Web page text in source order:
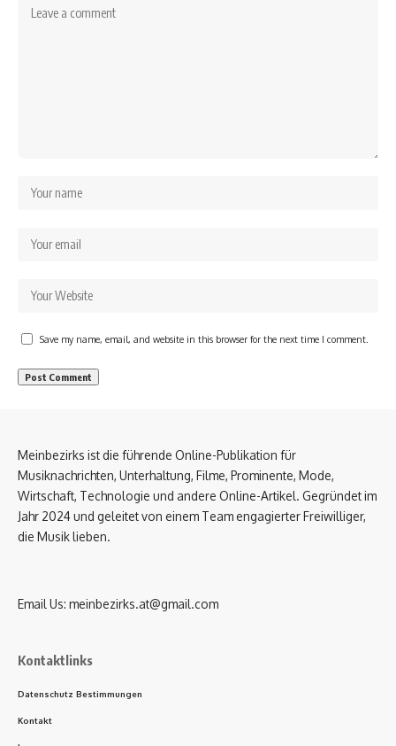
Save my name, email, and website in this browser for the next time I comment.
Meinbezirks ist die führende Online-Publikation für
Musiknachrichten, Unterhaltung, Filme, Prominente, Mode,
Wirtschaft, Technologie und andere Online-Artikel. Gegründet im
Jahr 2024 und geleitet von einem Team engagierter Freiwilliger,
die Musik lieben.
Email Us: meinbezirks.at@gmail.com
Kontaktlinks
Datenschutz Bestimmungen
Kontakt